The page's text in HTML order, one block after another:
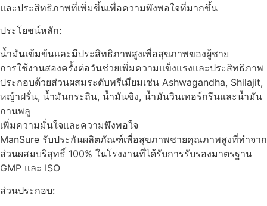
และประสิทธิภาพที่เพิ่มขึ้นเพื่อความพึงพอใจที่มากขึ้น
ประโยชน์หลัก:
น้ำมันเข้มข้นและมีประสิทธิภาพสูงเพื่อสุขภาพของผู้ชาย
การใช้งานสองครั้งต่อวันช่วยเพิ่มความแข็งแรงและประสิทธิภาพ
ประกอบด้วยส่วนผสมระดับพรีเมียมเช่น Ashwagandha, Shilajit,
หญ้าฝรั่น, น้ำมันกระถิน, น้ำมันขิง, น้ำมันวินเทอร์กรีนและน้ำมัน
กานพลู
เพิ่มความมั่นใจและความพึงพอใจ
ManSure รับประกันผลิตภัณฑ์เพื่อสุขภาพชายคุณภาพสูงที่ทำจาก
ส่วนผสมบริสุทธิ์ 100% ในโรงงานที่ได้รับการรับรองมาตรฐาน
GMP และ ISO
ส่วนประกอบ: